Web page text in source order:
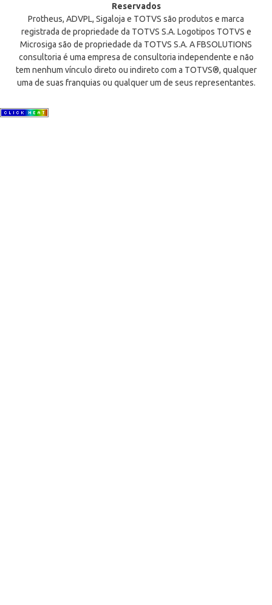
Reservados
Protheus, ADVPL, Sigaloja e TOTVS são produtos e marca
registrada de propriedade da TOTVS S.A. Logotipos TOTVS e
Microsiga são de propriedade da TOTVS S.A. A FBSOLUTIONS
consultoria é uma empresa de consultoria independente e não
tem nenhum vínculo direto ou indireto com a TOTVS®, qualquer
uma de suas franquias ou qualquer um de seus representantes.